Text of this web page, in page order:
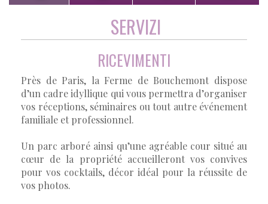
SERVIZI
RICEVIMENTI
Près de Paris, la Ferme de Bouchemont dispose
d’un cadre idyllique qui vous permettra d’organiser
vos réceptions, séminaires ou tout autre événement
familiale et professionnel.
Un parc arboré ainsi qu’une agréable cour situé au
cœur de la propriété accueilleront vos convives
pour vos cocktails, décor idéal pour la réussite de
vos photos.